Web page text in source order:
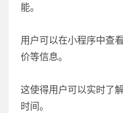
能。
用户可以在小程序中查
价等信息。
这使得用户可以实时了
时间。